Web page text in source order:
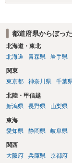
は、著作権を侵害す
いる場合などは、法
と断定することは難
実関係を確認してみ
都道府県からぼっ
北海道・東北
北海道
青森県 岩手県
関東
東京都
神奈川県 千葉
北陸・甲信越
新潟県
長野県 山梨県
東海
愛知県
静岡県 岐阜県
関西
大阪府
兵庫県 京都府